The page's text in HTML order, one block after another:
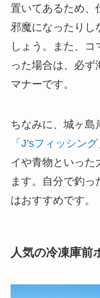
置いてあるため、
邪魔になったりし
しょう。また、コ
った場合は、必ず
マナーです。
ちなみに、城ヶ島
「J’sフィッシング
イや青物といった
ます。自分で釣
はおすすめです。
人気の冷凍庫前